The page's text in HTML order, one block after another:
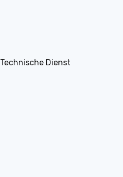
Dienst